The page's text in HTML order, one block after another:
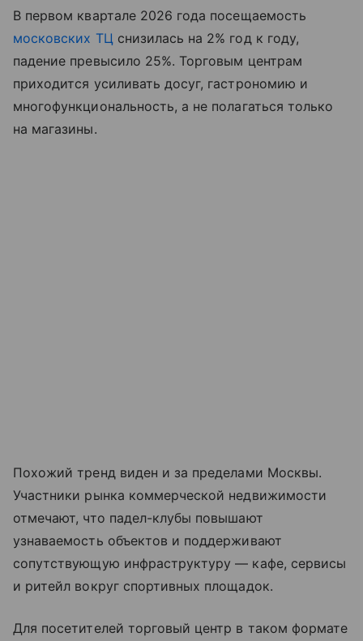
В первом квартале 2026 года посещаемость
московских ТЦ снизилась на 2% год к году,
падение превысило 25%. Торговым центрам
приходится усиливать досуг, гастрономию и
многофункциональность, а не полагаться только
на магазины.
Похожий тренд виден и за пределами Москвы.
Участники рынка коммерческой недвижимости
отмечают, что падел-клубы повышают
узнаваемость объектов и поддерживают
сопутствующую инфраструктуру — кафе, сервисы
и ритейл вокруг спортивных площадок.
Для посетителей торговый центр в таком формате